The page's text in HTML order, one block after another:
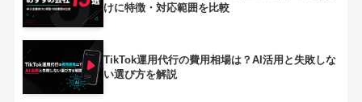
けに特徴・対応範囲を比較
TikTok運用代行の費用相場は？AI活用と失敗しな
い選び方を解説